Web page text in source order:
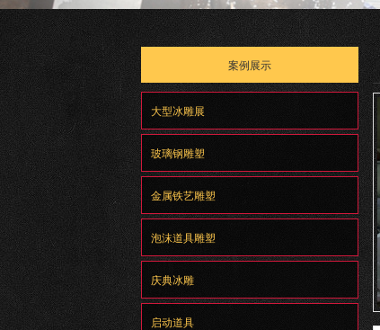
案例展示
大型冰雕展
玻璃钢雕塑
金属铁艺雕塑
泡沫道具雕塑
庆典冰雕
启动道具